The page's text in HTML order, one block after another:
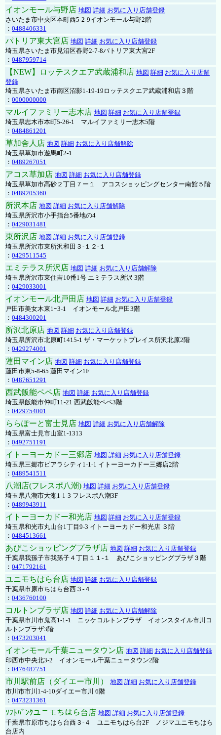
イオンモール与野店 地図 詳細 お気に入り店舗登録
さいたま市中央区本町西5-2-9イオンモール与野2階
： 0488406331
パトリア東大宮店 地図 詳細 お気に入り店舗登録
埼玉県さいたま市見沼区春野2-7-8パトリア東大宮2F
： 0487959714
【NEW】ロッテスクエア武蔵浦和店 地図 詳細 お気に入り店舗
登録
埼玉県さいたま市南区沼影1-19-19ロッテスクエア武蔵浦和店３階
： 0000000000
マルイファミリー志木店 地図 詳細 お気に入り店舗登録
埼玉県志木市本町5-26-1 マルイファミリー志木5階
： 0484861201
草加舎人店 地図 詳細 お気に入り店舗解除
埼玉県草加市遊馬町2-1
： 0489267051
アコス草加店 地図 詳細 お気に入り店舗登録
埼玉県草加市高砂２丁目７ー１ アコスショッピングセンター南館５階
： 0489205360
所沢本店 地図 詳細 お気に入り店舗解除
埼玉県所沢市小手指台5番地の4
： 0429031481
東所沢店 地図 詳細 お気に入り店舗登録
埼玉県所沢市東所沢和田３-１２-１
： 0429511545
エミテラス所沢店 地図 詳細 お気に入り店舗解除
埼玉県所沢市東住吉10番1号 エミテラス所沢 3階
： 0429033001
イオンモール北戸田店 地図 詳細 お気に入り店舗登録
戸田市美女木東1ｰ3‐1 イオンモール北戸田3階
： 0484300201
所沢北原店 地図 詳細 お気に入り店舗登録
埼玉県所沢市北原町1415-1 ザ・マーケットプレイス所沢北原2階
： 0429274001
蓮田マイン店 地図 詳細 お気に入り店舗登録
蓮田市東5-8-65 蓮田マイン1F
： 0487651291
西武飯能ペペ店 地図 詳細 お気に入り店舗登録
埼玉県飯能市仲町11-21 西武飯能ペペ3階
： 0429754001
ららぽーと富士見店 地図 詳細 お気に入り店舗解除
埼玉県富士見市山室1-1313
： 0492751191
イトーヨーカドー三郷店 地図 詳細 お気に入り店舗登録
埼玉県三郷市ピアラシティ1-1-1 イトーヨーカドー三郷店2階
： 0489541511
八潮店(フレスポ八潮) 地図 詳細 お気に入り店舗登録
埼玉県八潮市大瀬1-1-3 フレスポ八潮3F
： 0489943911
イトーヨーカドー和光店 地図 詳細 お気に入り店舗登録
埼玉県和光市丸山台1丁目9-3 イトーヨーカドー和光店 ３階
： 0484513661
あびこショッピングプラザ店 地図 詳細 お気に入り店舗登録
千葉県我孫子市我孫子４丁目１１-１ あびこショッピングプラザ３階
： 0471792161
ユニモちはら台店 地図 詳細 お気に入り店舗登録
千葉県市原市ちはら台西３-４
： 0436760100
コルトンプラザ店 地図 詳細 お気に入り店舗解除
千葉県市川市鬼高1-1-1 ニッケコルトンプラザ イオンスタイル市川コ
ルトンプラザ3階
： 0473203041
イオンモール千葉ニュータウン店 地図 詳細 お気に入り店舗登録
印西市中央北3-2 イオンモール千葉ニュータウン2階
： 0476487751
市川駅前店（ダイエー市川） 地図 詳細 お気に入り店舗登録
市川市市川1-4-10ダイエー市川 6階
： 0473231361
ｿﾌﾄﾊﾞﾝｸユニモちはら台店 地図 詳細 お気に入り店舗登録
千葉県市原市ちはら台西３-４ ユニモちはら台2F ノジマユニモちはら
台店内